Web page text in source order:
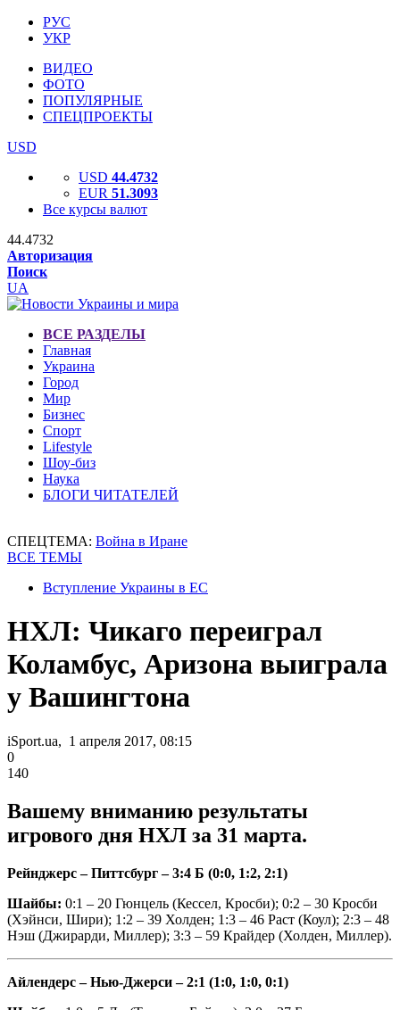
РУС
УКР
ВИДЕО
ФОТО
ПОПУЛЯРНЫЕ
СПЕЦПРОЕКТЫ
USD
USD 44.4732
EUR 51.3093
Все курсы валют
44.4732
Авторизация
Поиск
UA
ВСЕ РАЗДЕЛЫ
Главная
Украина
Город
Мир
Бизнес
Спорт
Lifestyle
Шоу-биз
Наука
БЛОГИ ЧИТАТЕЛЕЙ
СПЕЦТЕМА: Война в Иране
ВСЕ ТЕМЫ
Вступление Украины в ЕС
НХЛ: Чикаго переиграл
Коламбус, Аризона выиграла
у Вашингтона
iSport.ua, 1 апреля 2017, 08:15
0
140
Вашему вниманию результаты
игрового дня НХЛ за 31 марта.
Рейнджерс – Питтсбург – 3:4 Б (0:0, 1:2, 2:1)
Шайбы: 0:1 – 20 Гюнцель (Кессел, Кросби); 0:2 – 30 Кросби
(Хэйнси, Шири); 1:2 – 39 Холден; 1:3 – 46 Раст (Коул); 2:3 – 48
Нэш (Джирарди, Миллер); 3:3 – 59 Крайдер (Холден, Миллер).
Айлендерс – Нью-Джерси – 2:1 (1:0, 1:0, 0:1)